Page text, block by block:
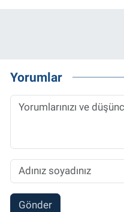
Yorumlar
Gönder